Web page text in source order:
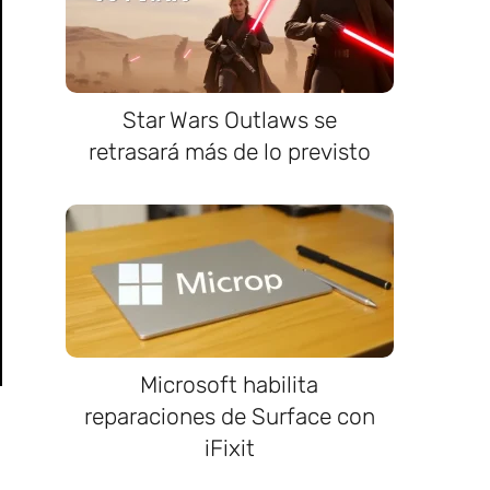
Star Wars Outlaws se
retrasará más de lo previsto
Microsoft habilita
reparaciones de Surface con
iFixit